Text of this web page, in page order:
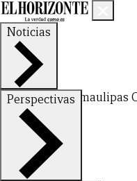
Noticias
Nuevo LeónTamaulipas
Perspectivas